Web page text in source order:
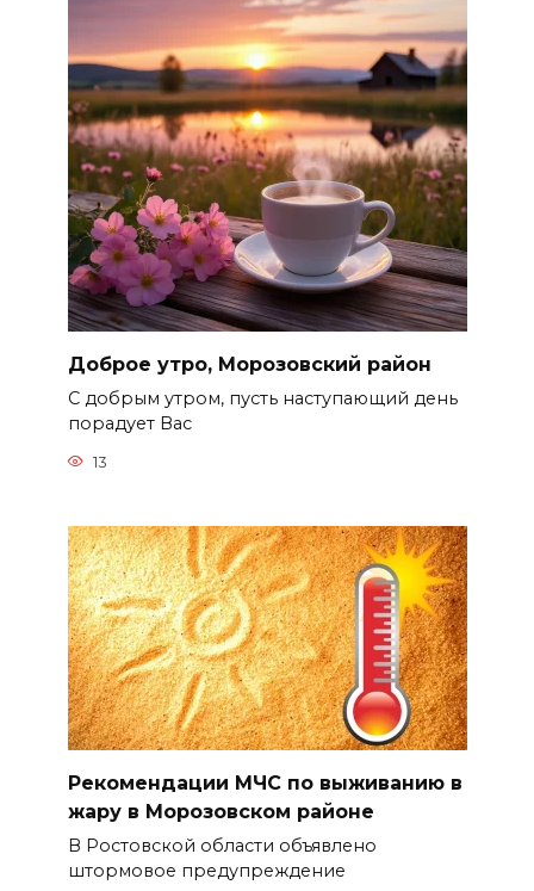
Доброе утро, Морозовский район
С добрым утром, пусть наступающий день
порадует Вас
13
Рекомендации МЧС по выживанию в
жару в Морозовском районе
В Ростовской области объявлено
штормовое предупреждение